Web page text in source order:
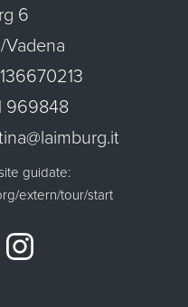
6
969848
guidate:
extern/tour/start